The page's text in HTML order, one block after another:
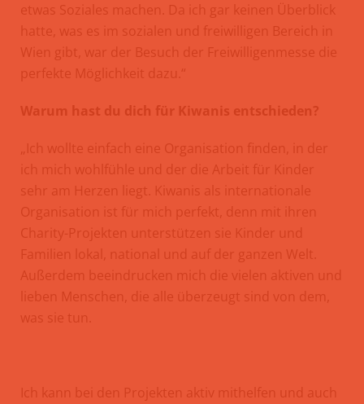
etwas Soziales machen. Da ich gar keinen Überblick
hatte, was es im sozialen und freiwilligen Bereich in
Wien gibt, war der Besuch der Freiwilligenmesse die
perfekte Möglichkeit dazu.“
Warum hast du dich für Kiwanis entschieden?
„Ich wollte einfach eine Organisation finden, in der
ich mich wohlfühle und der die Arbeit für Kinder
sehr am Herzen liegt. Kiwanis als internationale
Organisation ist für mich perfekt, denn mit ihren
Charity-Projekten unterstützen sie Kinder und
Familien lokal, national und auf der ganzen Welt.
Außerdem beeindrucken mich die vielen aktiven und
lieben Menschen, die alle überzeugt sind von dem,
was sie tun.
Ich kann bei den Projekten aktiv mithelfen und auch